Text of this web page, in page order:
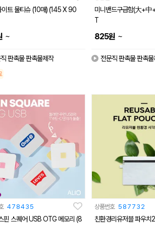
이트 물티슈 (10매) (145 X 90
~
판촉물 판촉물제작
미니밴드구급함(大+
T
825원 ~
전문직 판촉물 판촉물
478435
핀 스퀘어 USB OTG 메모리 (8
상품번호 587732
친환경리유저블 파우